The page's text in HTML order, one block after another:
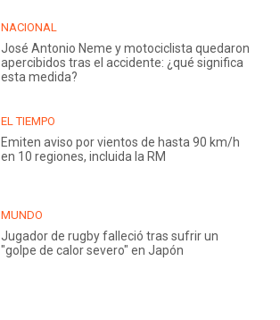
NACIONAL
José Antonio Neme y motociclista quedaron
apercibidos tras el accidente: ¿qué significa
esta medida?
EL TIEMPO
Emiten aviso por vientos de hasta 90 km/h
en 10 regiones, incluida la RM
MUNDO
Jugador de rugby falleció tras sufrir un
"golpe de calor severo" en Japón